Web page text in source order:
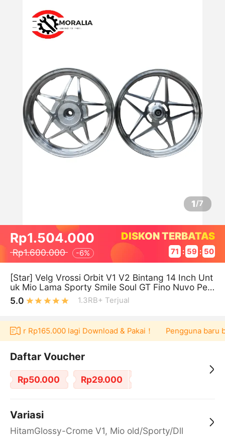
1/7
Rp1.504.000
Rp1.600.000 -6%
DISKON TERBATAS
71 : 59 : 50
[Star] Velg Vrossi Orbit V1 V2 Bintang 14 Inch Unt
uk Mio Lama Sporty Smile Soul GT Fino Nuvo Pele
k Racing Premium Kuat S
5.0 1.3RB+ Terjual
Rp165.000 lagi Download & Pakai！ Pengguna baru
Daftar Voucher
Rp50.000 Rp29.000
Variasi
HitamGlossy-Crome V1, Mio old/Sporty/Dll